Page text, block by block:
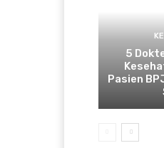
5
Pasien